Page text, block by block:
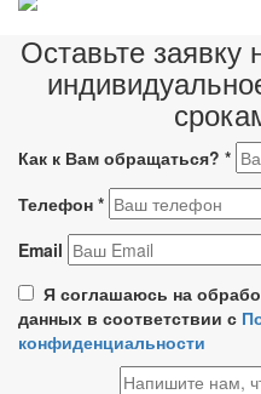
Оставьте заявку
Как к Вам обращаться? *
Телефон *
Email
Я соглашаюсь на
данных в соответствии с
конфиденциальности